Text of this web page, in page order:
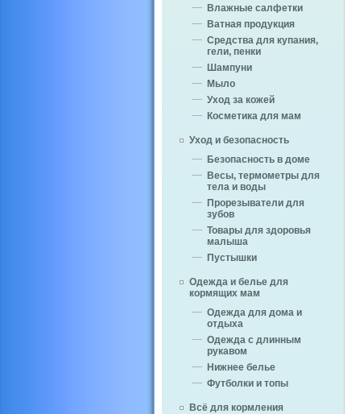
Влажные салфетки
Ватная продукция
Средства для купания,
гели, пенки
Шампуни
Мыло
Уход за кожей
Косметика для мам
Уход и безопасность
Безопасность в доме
Весы, термометры для
тела и воды
Прорезыватели для
зубов
Товары для здоровья
малыша
Пустышки
Одежда и белье для
кормящих мам
Одежда для дома и
отдыха
Одежда с длинным
рукавом
Нижнее белье
Футболки и топы
Всё для кормления